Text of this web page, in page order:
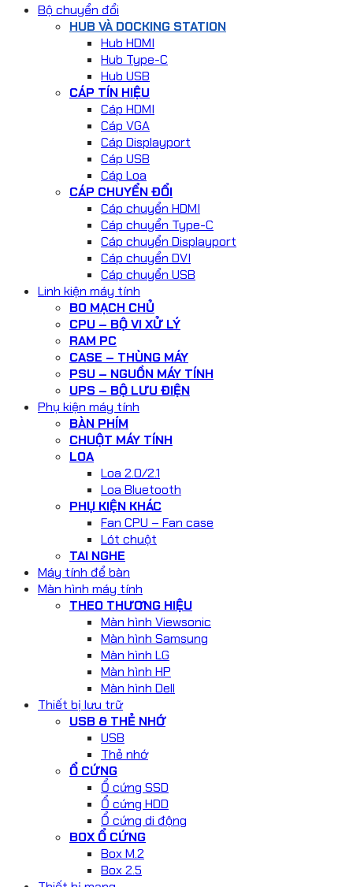
Bộ chuyển đổi
HUB VÀ DOCKING STATION
Hub HDMI
Hub Type-C
Hub USB
CÁP TÍN HIỆU
Cáp HDMI
Cáp VGA
Cáp Displayport
Cáp USB
Cáp Loa
CÁP CHUYỂN ĐỔI
Cáp chuyển HDMI
Cáp chuyển Type-C
Cáp chuyển Displayport
Cáp chuyển DVI
Cáp chuyển USB
Linh kiện máy tính
BO MẠCH CHỦ
CPU – BỘ VI XỬ LÝ
RAM PC
CASE – THÙNG MÁY
PSU – NGUỒN MÁY TÍNH
UPS – BỘ LƯU ĐIỆN
Phụ kiện máy tính
BÀN PHÍM
CHUỘT MÁY TÍNH
LOA
Loa 2.0/2.1
Loa Bluetooth
PHỤ KIỆN KHÁC
Fan CPU – Fan case
Lót chuột
TAI NGHE
Máy tính để bàn
Màn hình máy tính
THEO THƯƠNG HIỆU
Màn hình Viewsonic
Màn hình Samsung
Màn hình LG
Màn hình HP
Màn hình Dell
Thiết bị lưu trữ
USB & THẺ NHỚ
USB
Thẻ nhớ
Ổ CỨNG
Ổ cứng SSD
Ổ cứng HDD
Ổ cứng di động
BOX Ổ CỨNG
Box M.2
Box 2.5